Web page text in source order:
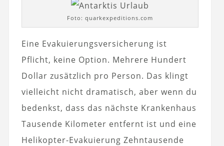
Foto: quarkexpeditions.com
Eine Evakuierungsversicherung ist
Pflicht, keine Option. Mehrere Hundert
Dollar zusätzlich pro Person. Das klingt
vielleicht nicht dramatisch, aber wenn du
bedenkst, dass das nächste Krankenhaus
Tausende Kilometer entfernt ist und eine
Helikopter-Evakuierung Zehntausende